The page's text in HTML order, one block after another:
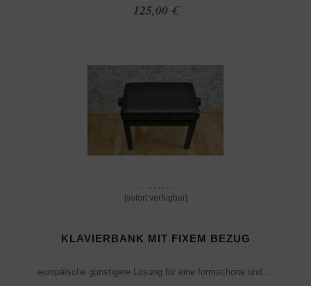
125,00 €
[sofort verfügbar]
KLAVIERBANK MIT FIXEM BEZUG
europäische günstigere Lösung für eine formschöne und ...